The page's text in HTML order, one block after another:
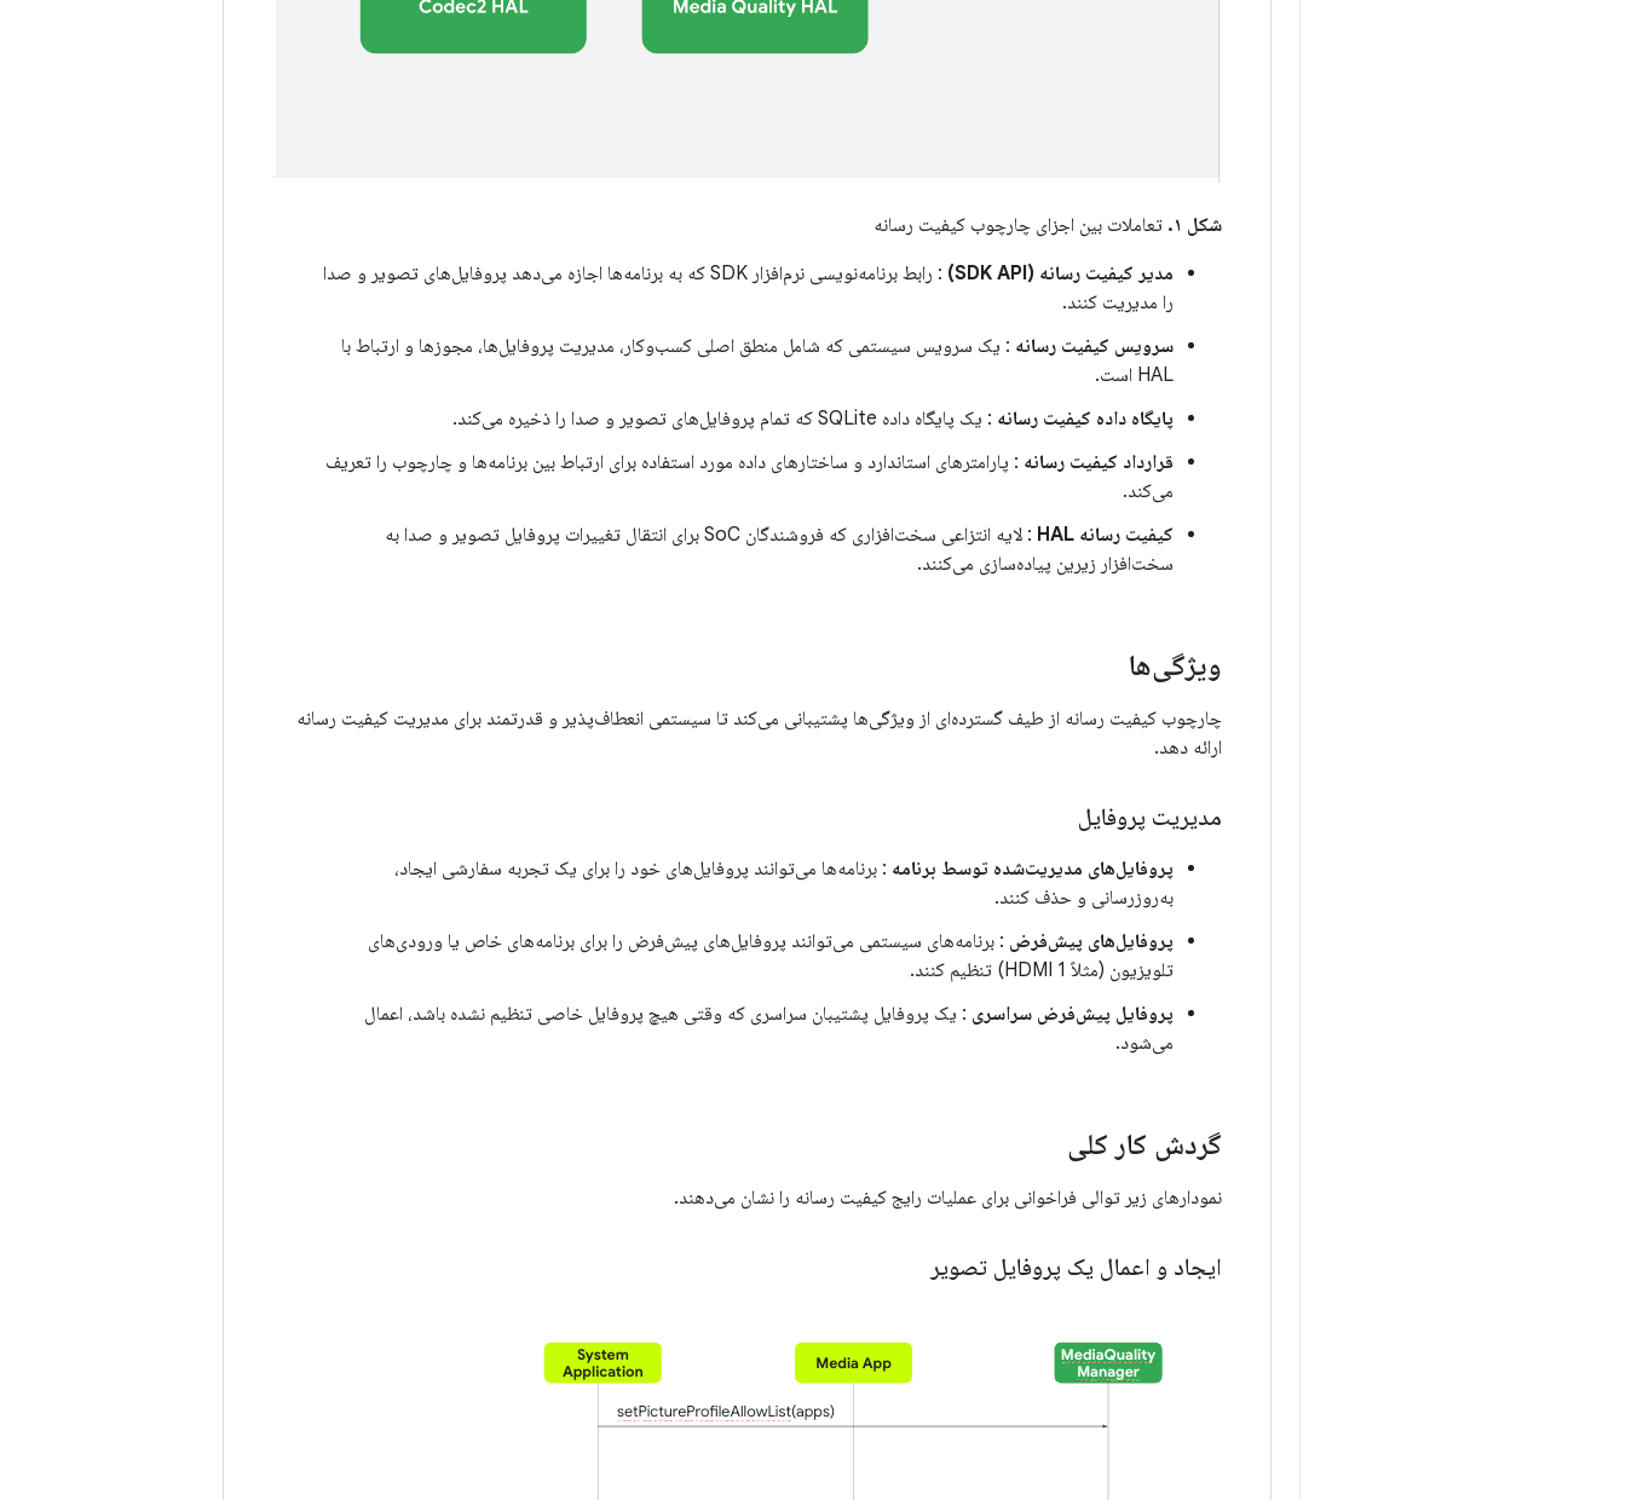
شکل ۱.
تعاملات بین اجزای چارچوب کیفیت رسانه
مدیر کیفیت رسانه (SDK API)
: رابط برنامه‌نویسی نرم‌افزار SDK که به برنامه‌ها اجازه می‌دهد پروفایل‌های تصویر و صدا
را مدیریت کنند.
سرویس کیفیت رسانه : یک سرویس سیستمی که شامل منطق اصلی کسب‌وکار، مدیریت پروفایل‌ها، مجوزها و ارتباط با
HAL است.
پایگاه داده کیفیت رسانه : یک پایگاه داده SQLite که تمام پروفایل‌های تصویر و صدا را ذخیره می‌کند.
قرارداد کیفیت رسانه : پارامترهای استاندارد و ساختارهای داده مورد استفاده برای ارتباط بین برنامه‌ها و چارچوب را تعریف
می‌کند.
کیفیت رسانه HAL
: لایه انتزاعی سخت‌افزاری که فروشندگان SoC برای انتقال تغییرات پروفایل تصویر و صدا به
سخت‌افزار زیرین پیاده‌سازی می‌کنند.
ویژگی‌ها
چارچوب کیفیت رسانه از طیف گسترده‌ای از ویژگی‌ها پشتیبانی می‌کند تا سیستمی انعطاف‌پذیر و قدرتمند برای مدیریت کیفیت رسانه
ارائه دهد.
مدیریت پروفایل
پروفایل‌های مدیریت‌شده توسط برنامه : برنامه‌ها می‌توانند پروفایل‌های خود را برای یک تجربه سفارشی ایجاد،
به‌روزرسانی و حذف کنند.
پروفایل‌های پیش‌فرض : برنامه‌های سیستمی می‌توانند پروفایل‌های پیش‌فرض را برای برنامه‌های خاص یا ورودی‌های
تلویزیون (مثلاً HDMI 1) تنظیم کنند.
پروفایل پیش‌فرض سراسری : یک پروفایل پشتیبان سراسری که وقتی هیچ پروفایل خاصی تنظیم نشده باشد، اعمال
می‌شود.
گردش کار کلی
نمودارهای زیر توالی فراخوانی برای عملیات رایج کیفیت رسانه را نشان می‌دهند.
ایجاد و اعمال یک پروفایل تصویر